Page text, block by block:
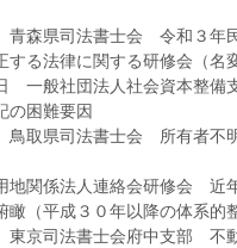
森県司法書士会 令和３年
する法律に関する研修会（名
一般社団法人社会資本整備
困難要因
取県司法書士会 所有者不
関係法人連絡会研修会 近
（平成３０年以降の体系的
京司法書士会府中支部 不動